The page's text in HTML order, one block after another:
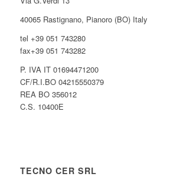
40065 Rastignano, Pianoro (BO) Italy
tel +39 051 743280
fax+39 051 743282
P. IVA IT 01694471200
CF/R.I.BO 04215550379
REA BO 356012
C.S. 10400E
TECNO CER SRL